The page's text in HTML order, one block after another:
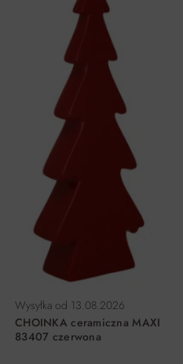
Wysyłka od 13.08.2026
CHOINKA ceramiczna MAXI
83407 czerwona